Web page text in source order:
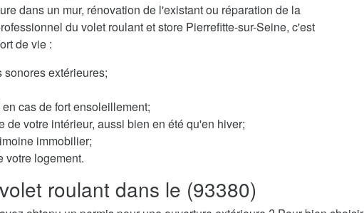
dans un mur, rénovation de l'existant ou réparation de la
du volet roulant et store Pierrefitte-sur-Seine, c'est
de vie :
extérieures;
cas de fort ensoleillement;
de votre intérieur, aussi bien en été qu'en hiver;
immobilier;
votre logement.
roulant dans le (93380)